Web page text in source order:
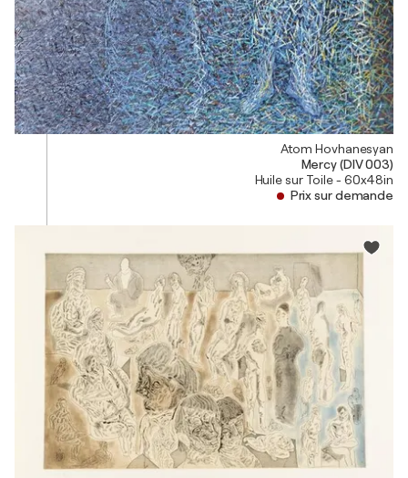
Atom Hovhanesyan
Mercy (DIV 003)
Huile sur Toile - 60x48in
Prix sur demande